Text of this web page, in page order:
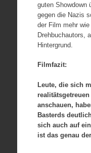
guten Showdown
gegen die Nazis
der Film mehr
Drehbuchautors,
Hintergrund.
Filmfazit:
Leute, die sich
anschauen,
Basterds
sich auch auf
ist das genau